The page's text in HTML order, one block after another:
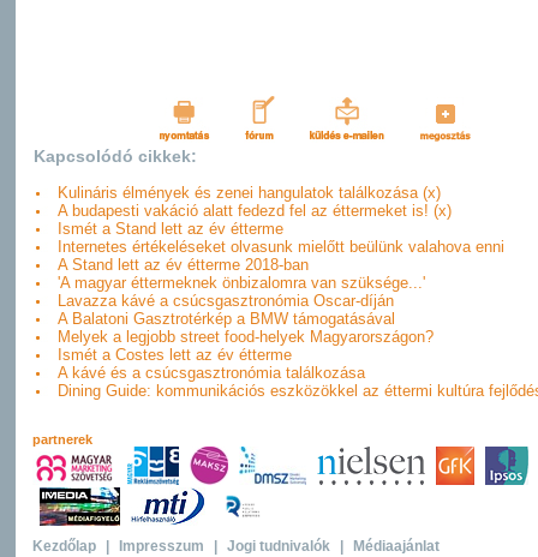
Kapcsolódó cikkek:
Kulináris élmények és zenei hangulatok találkozása (x)
A budapesti vakáció alatt fedezd fel az éttermeket is! (x)
Ismét a Stand lett az év étterme
Internetes értékeléseket olvasunk mielőtt beülünk valahova enni
A Stand lett az év étterme 2018-ban
'A magyar éttermeknek önbizalomra van szüksége...'
Lavazza kávé a csúcsgasztronómia Oscar-díján
A Balatoni Gasztrotérkép a BMW támogatásával
Melyek a legjobb street food-helyek Magyarországon?
Ismét a Costes lett az év étterme
A kávé és a csúcsgasztronómia találkozása
Dining Guide: kommunikációs eszközökkel az éttermi kultúra
partnerek
Kezdőlap Impresszum Jogi tudnivalók Médiaajánlat